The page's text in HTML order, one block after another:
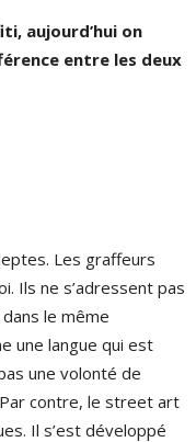
aujourd’hui on
entre les deux
Les graffeurs
Ils ne s’adressent pas
le même
une langue qui est
une volonté de
contre, le street art
Il s’est développé